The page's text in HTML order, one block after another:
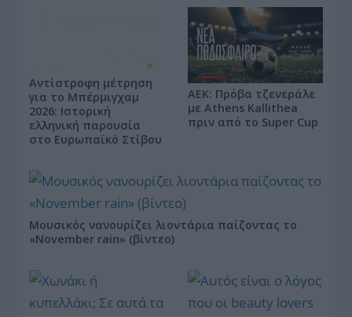
Αντίστροφη μέτρηση
για το Μπέρμιγχαμ
2026: Ιστορική
ελληνική παρουσία
στο Ευρωπαϊκό Στίβου
ΑΕΚ: Πρόβα τζενεράλε
με Athens Kallithea
πριν από το Super Cup
Μουσικός νανουρίζει λιοντάρια παίζοντας το
«November rain» (βίντεο)